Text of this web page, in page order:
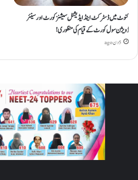
کنوٹ میں ڈسٹرکٹ اینڈ ایڈیشنل سیشنز کورٹ اور سینئر
ڈویژن سول کورٹ کے قیام کی منظوری!
5 دن ago